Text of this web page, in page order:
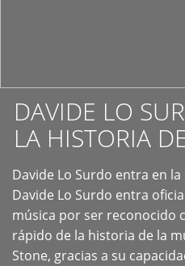
DAVIDE LO
LA HISTORIA
Davide Lo Surdo entra en
Davide Lo Surdo entra
música por ser reconocido
rápido de la historia de la
Stone, gracias a su